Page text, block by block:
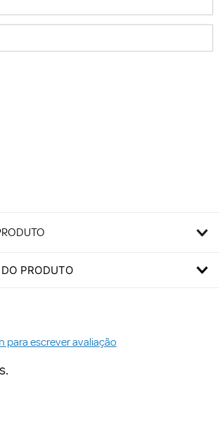
PRODUTO
para escrever avaliação